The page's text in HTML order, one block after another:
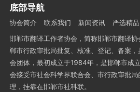
底部导航
协会简介 联系我们 新闻资讯 严选精品
邯郸市翻译工作者协会，简称邯郸市翻译
郸市行政审批局批复、核准、登记、备案
会团体，最初成立于1984年，是邯郸市成
会接受市社会科学界联合会、市行政审批
理，挂靠在邯郸市社科联。